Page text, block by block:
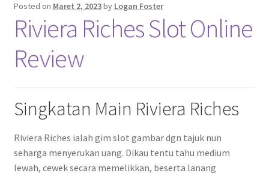
Privacy Policy
Posted on Maret 2, 2023by Logan Foster
Riviera Riches Slot Online
Review
Singkatan Main Riviera Riches
Riviera Riches ialah gim slot gambar dgn tajuk nun
seharga menyerukan uang. Dikau tentu tahu medium
lewah, cewek secara memelikkan, beserta lanang